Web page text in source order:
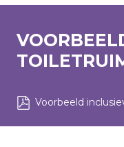
Voorbeeld